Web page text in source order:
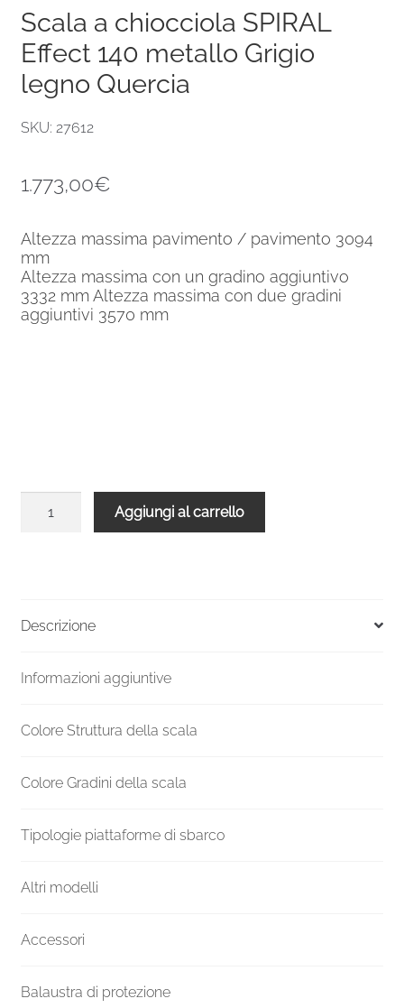
Scala a chiocciola SPIRAL
Effect 140 metallo Grigio
legno Quercia
SKU: 27612
1.773,00€
Altezza massima pavimento / pavimento 3094
mm
Altezza massima con un gradino aggiuntivo
3332 mm Altezza massima con due gradini
aggiuntivi 3570 mm
legno
quantità
Aggiungi al carrello
Descrizione
Informazioni aggiuntive
Colore Struttura della scala
Colore Gradini della scala
Tipologie piattaforme di sbarco
Altri modelli
Accessori
Balaustra di protezione